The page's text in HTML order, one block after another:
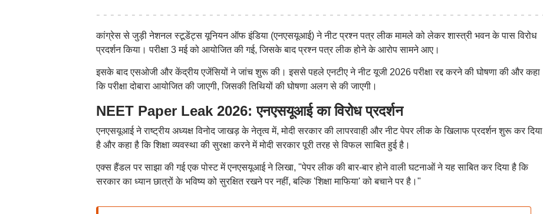
कांग्रेस से जुड़ी नेशनल स्टूडेंट्स यूनियन ऑफ इंडिया (एनएसयूआई) ने नीट प्रश्न पत्र लीक मामले को लेकर शास्त्री भवन के पास विरोध
प्रदर्शन किया। परीक्षा 3 मई को आयोजित की गई, जिसके बाद प्रश्न पत्र लीक होने के आरोप सामने आए।
इसके बाद एसओजी और केंद्रीय एजेंसियों ने जांच शुरू की। इससे पहले एनटीए ने नीट यूजी 2026 परीक्षा रद्द करने की घोषणा की और कहा
कि परीक्षा दोबारा आयोजित की जाएगी, जिसकी तिथियों की घोषणा अलग से की जाएगी।
NEET Paper Leak 2026: एनएसयूआई का विरोध प्रदर्शन
एनएसयूआई ने राष्ट्रीय अध्यक्ष विनोद जाखड़ के नेतृत्व में, मोदी सरकार की लापरवाही और नीट पेपर लीक के खिलाफ प्रदर्शन शुरू कर दिया
है और कहा है कि शिक्षा व्यवस्था की सुरक्षा करने में मोदी सरकार पूरी तरह से विफल साबित हुई है।
एक्स हैंडल पर साझा की गई एक पोस्ट में एनएसयूआई ने लिखा, "पेपर लीक की बार-बार होने वाली घटनाओं ने यह साबित कर दिया है कि
सरकार का ध्यान छात्रों के भविष्य को सुरक्षित रखने पर नहीं, बल्कि 'शिक्षा माफिया' को बचाने पर है।"